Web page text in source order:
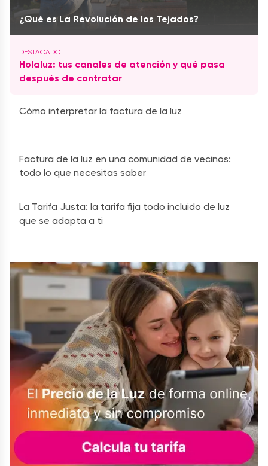
¿Qué es La Revolución de los Tejados?
Holaluz: tus canales de atención y qué pasa
después de contratar
Cómo interpretar la factura de la luz
Factura de la luz en una comunidad de vecinos:
todo lo que necesitas saber
La Tarifa Justa: la tarifa fija todo incluido de luz
que se adapta a ti